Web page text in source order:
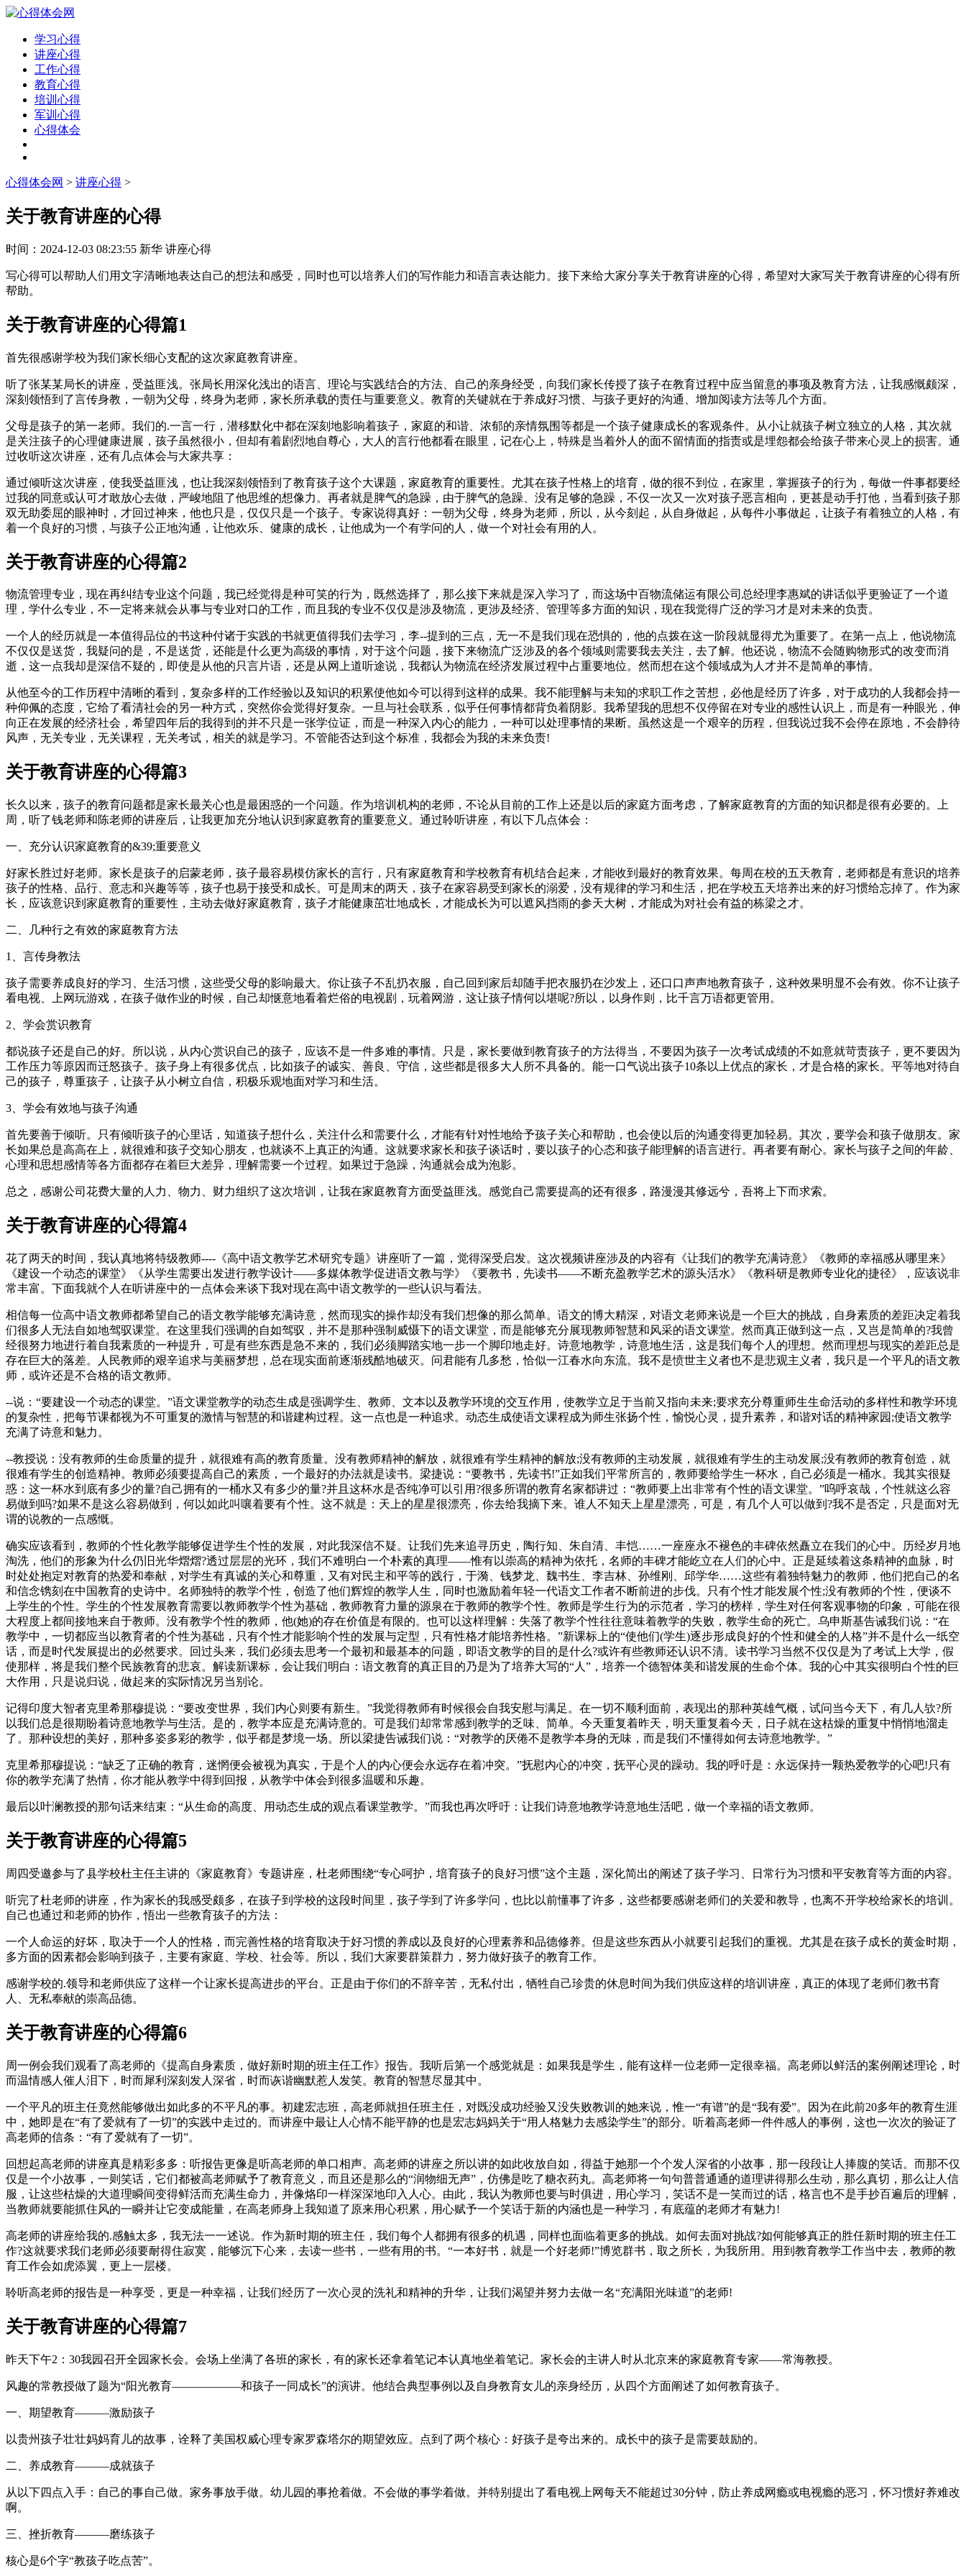
学习心得
讲座心得
工作心得
教育心得
培训心得
军训心得
心得体会
心得体会网 > 讲座心得 >
关于教育讲座的心得
时间： 2024-12-03 08:23:55 新华 讲座心得
写心得可以帮助人们用文字清晰地表达自己的想法和感受，同时也可以培养人们的写作能力和语言表达能力。接下来给大家分享关于教育讲座的心得，希望对大家写关于教育讲座的心得有所
帮助。
关于教育讲座的心得篇1
首先很感谢学校为我们家长细心支配的这次家庭教育讲座。
听了张某某局长的讲座，受益匪浅。张局长用深化浅出的语言、理论与实践结合的方法、自己的亲身经受，向我们家长传授了孩子在教育过程中应当留意的事项及教育方法，让我感慨颇深，
深刻领悟到了言传身教，一朝为父母，终身为老师，家长所承载的责任与重要意义。教育的关键就在于养成好习惯、与孩子更好的沟通、增加阅读方法等几个方面。
父母是孩子的第一老师。我们的.一言一行，潜移默化中都在深刻地影响着孩子，家庭的和谐、浓郁的亲情氛围等都是一个孩子健康成长的客观条件。从小让就孩子树立独立的人格，其次就
是关注孩子的心理健康进展，孩子虽然很小，但却有着剧烈地自尊心，大人的言行他都看在眼里，记在心上，特殊是当着外人的面不留情面的指责或是埋怨都会给孩子带来心灵上的损害。通
过收听这次讲座，还有几点体会与大家共享：
通过倾听这次讲座，使我受益匪浅，也让我深刻领悟到了教育孩子这个大课题，家庭教育的重要性。尤其在孩子性格上的培育，做的很不到位，在家里，掌握孩子的行为，每做一件事都要经
过我的同意或认可才敢放心去做，严峻地阻了他思维的想像力。再者就是脾气的急躁，由于脾气的急躁、没有足够的急躁，不仅一次又一次对孩子恶言相向，更甚是动手打他，当看到孩子那
双无助委屈的眼神时，才回过神来，他也只是，仅仅只是一个孩子。专家说得真好：一朝为父母，终身为老师，所以，从今刻起，从自身做起，从每件小事做起，让孩子有着独立的人格，有
着一个良好的习惯，与孩子公正地沟通，让他欢乐、健康的成长，让他成为一个有学问的人，做一个对社会有用的人。
关于教育讲座的心得篇2
物流管理专业，现在再纠结专业这个问题，我已经觉得是种可笑的行为，既然选择了，那么接下来就是深入学习了，而这场中百物流储运有限公司总经理李惠斌的讲话似乎更验证了一个道
理，学什么专业，不一定将来就会从事与专业对口的工作，而且我的专业不仅仅是涉及物流，更涉及经济、管理等多方面的知识，现在我觉得广泛的学习才是对未来的负责。
一个人的经历就是一本值得品位的书这种付诸于实践的书就更值得我们去学习，李--提到的三点，无一不是我们现在恐惧的，他的点拨在这一阶段就显得尤为重要了。在第一点上，他说物流
不仅仅是送货，我疑问的是，不是送货，还能是什么更为高级的事情，对于这个问题，接下来物流广泛涉及的各个领域则需要我去关注，去了解。他还说，物流不会随购物形式的改变而消
逝，这一点我却是深信不疑的，即使是从他的只言片语，还是从网上道听途说，我都认为物流在经济发展过程中占重要地位。然而想在这个领域成为人才并不是简单的事情。
从他至今的工作历程中清晰的看到，复杂多样的工作经验以及知识的积累使他如今可以得到这样的成果。我不能理解与未知的求职工作之苦想，必他是经历了许多，对于成功的人我都会持一
种仰佩的态度，它给了看清社会的另一种方式，突然你会觉得好复杂。一旦与社会联系，似乎任何事情都背负着阴影。我希望我的思想不仅停留在对专业的感性认识上，而是有一种眼光，伸
向正在发展的经济社会，希望四年后的我得到的并不只是一张学位证，而是一种深入内心的能力，一种可以处理事情的果断。虽然这是一个艰辛的历程，但我说过我不会停在原地，不会静待
风声，无关专业，无关课程，无关考试，相关的就是学习。不管能否达到这个标准，我都会为我的未来负责!
关于教育讲座的心得篇3
长久以来，孩子的教育问题都是家长最关心也是最困惑的一个问题。作为培训机构的老师，不论从目前的工作上还是以后的家庭方面考虑，了解家庭教育的方面的知识都是很有必要的。上
周，听了钱老师和陈老师的讲座后，让我更加充分地认识到家庭教育的重要意义。通过聆听讲座，有以下几点体会：
一、充分认识家庭教育的&39;重要意义
好家长胜过好老师。家长是孩子的启蒙老师，孩子最容易模仿家长的言行，只有家庭教育和学校教育有机结合起来，才能收到最好的教育效果。每周在校的五天教育，老师都是有意识的培养
孩子的性格、品行、意志和兴趣等等，孩子也易于接受和成长。可是周末的两天，孩子在家容易受到家长的溺爱，没有规律的学习和生活，把在学校五天培养出来的好习惯给忘掉了。作为家
长，应该意识到家庭教育的重要性，主动去做好家庭教育，孩子才能健康茁壮地成长，才能成长为可以遮风挡雨的参天大树，才能成为对社会有益的栋梁之才。
二、几种行之有效的家庭教育方法
1、言传身教法
孩子需要养成良好的学习、生活习惯，这些受父母的影响最大。你让孩子不乱扔衣服，自己回到家后却随手把衣服扔在沙发上，还口口声声地教育孩子，这种效果明显不会有效。你不让孩子
看电视、上网玩游戏，在孩子做作业的时候，自己却惬意地看着烂俗的电视剧，玩着网游，这让孩子情何以堪呢?所以，以身作则，比千言万语都更管用。
2、学会赏识教育
都说孩子还是自己的好。所以说，从内心赏识自己的孩子，应该不是一件多难的事情。只是，家长要做到教育孩子的方法得当，不要因为孩子一次考试成绩的不如意就苛责孩子，更不要因为
工作压力等原因而迁怒孩子。孩子身上有很多优点，比如孩子的诚实、善良、守信，这些都是很多大人所不具备的。能一口气说出孩子10条以上优点的家长，才是合格的家长。平等地对待自
己的孩子，尊重孩子，让孩子从小树立自信，积极乐观地面对学习和生活。
3、学会有效地与孩子沟通
首先要善于倾听。只有倾听孩子的心里话，知道孩子想什么，关注什么和需要什么，才能有针对性地给予孩子关心和帮助，也会使以后的沟通变得更加轻易。其次，要学会和孩子做朋友。家
长如果总是高高在上，就很难和孩子交知心朋友，也就谈不上真正的沟通。这就要求家长和孩子谈话时，要以孩子的心态和孩子能理解的语言进行。再者要有耐心。家长与孩子之间的年龄、
心理和思想感情等各方面都存在着巨大差异，理解需要一个过程。如果过于急躁，沟通就会成为泡影。
总之，感谢公司花费大量的人力、物力、财力组织了这次培训，让我在家庭教育方面受益匪浅。感觉自己需要提高的还有很多，路漫漫其修远兮，吾将上下而求索。
关于教育讲座的心得篇4
花了两天的时间，我认真地将特级教师----《高中语文教学艺术研究专题》讲座听了一篇，觉得深受启发。这次视频讲座涉及的内容有《让我们的教学充满诗意》《教师的幸福感从哪里来》
《建设一个动态的课堂》《从学生需要出发进行教学设计——多媒体教学促进语文教与学》《要教书，先读书——不断充盈教学艺术的源头活水》《教科研是教师专业化的捷径》，应该说非
常丰富。下面我就个人在听讲座中的一点体会来谈下我对现在高中语文教学的一些认识与看法。
相信每一位高中语文教师都希望自己的语文教学能够充满诗意，然而现实的操作却没有我们想像的那么简单。语文的博大精深，对语文老师来说是一个巨大的挑战，自身素质的差距决定着我
们很多人无法自如地驾驭课堂。在这里我们强调的自如驾驭，并不是那种强制威慑下的语文课堂，而是能够充分展现教师智慧和风采的语文课堂。然而真正做到这一点，又岂是简单的?我曾
经很努力地进行着自我素质的一种提升，可是有些东西是急不来的，我们必须脚踏实地一步一个脚印地走好。诗意地教学，诗意地生活，这是我们每个人的理想。然而理想与现实的差距总是
存在巨大的落差。人民教师的艰辛追求与美丽梦想，总在现实面前逐渐残酷地破灭。问君能有几多愁，恰似一江春水向东流。我不是愤世主义者也不是悲观主义者，我只是一个平凡的语文教
师，或许还是不合格的语文教师。
--说：“要建设一个动态的课堂。”语文课堂教学的动态生成是强调学生、教师、文本以及教学环境的交互作用，使教学立足于当前又指向未来;要求充分尊重师生生命活动的多样性和教学环境
的复杂性，把每节课都视为不可重复的激情与智慧的和谐建构过程。这一点也是一种追求。动态生成使语文课程成为师生张扬个性，愉悦心灵，提升素养，和谐对话的精神家园;使语文教学
充满了诗意和魅力。
--教授说：没有教师的生命质量的提升，就很难有高的教育质量。没有教师精神的解放，就很难有学生精神的解放;没有教师的主动发展，就很难有学生的主动发展;没有教师的教育创造，就
很难有学生的创造精神。教师必须要提高自己的素质，一个最好的办法就是读书。梁捷说：“要教书，先读书!”正如我们平常所言的，教师要给学生一杯水，自己必须是一桶水。我其实很疑
惑：这一杯水到底有多少的量?自己拥有的一桶水又有多少的量?并且这杯水是否纯净可以引用?很多所谓的教育名家都讲过：“教师要上出非常有个性的语文课堂。”呜呼哀哉，个性就这么容
易做到吗?如果不是这么容易做到，何以如此叫嚷着要有个性。这不就是：天上的星星很漂亮，你去给我摘下来。谁人不知天上星星漂亮，可是，有几个人可以做到?我不是否定，只是面对无
谓的说教的一点感慨。
确实应该看到，教师的个性化教学能够促进学生个性的发展，对此我深信不疑。让我们先来追寻历史，陶行知、朱自清、丰恺……一座座永不褪色的丰碑依然矗立在我们的心中。历经岁月地
淘洗，他们的形象为什么仍旧光华熠熠?透过层层的光环，我们不难明白一个朴素的真理——惟有以崇高的精神为依托，名师的丰碑才能屹立在人们的心中。正是延续着这条精神的血脉，时
时处处抱定对教育的热爱和奉献，对学生有真诚的关心和尊重，又有对民主和平等的践行，于漪、钱梦龙、魏书生、李吉林、孙维刚、邱学华……这些有着独特魅力的教师，他们把自己的名
和信念镌刻在中国教育的史诗中。名师独特的教学个性，创造了他们辉煌的教学人生，同时也激励着年轻一代语文工作者不断前进的步伐。只有个性才能发展个性;没有教师的个性，便谈不
上学生的个性。学生的个性发展教育需要以教师教学个性为基础，教师教育力量的源泉在于教师的教学个性。教师是学生行为的示范者，学习的榜样，学生对任何客观事物的印象，可能在很
大程度上都间接地来自于教师。没有教学个性的教师，他(她)的存在价值是有限的。也可以这样理解：失落了教学个性往往意味着教学的失败，教学生命的死亡。乌申斯基告诫我们说：“在
教学中，一切都应当以教育者的个性为基础，只有个性才能影响个性的发展与定型，只有性格才能培养性格。”新课标上的“使他们(学生)逐步形成良好的个性和健全的人格”并不是什么一纸空
话，而是时代发展提出的必然要求。回过头来，我们必须去思考一个最初和最基本的问题，即语文教学的目的是什么?或许有些教师还认识不清。读书学习当然不仅仅是为了考试上大学，假
使那样，将是我们整个民族教育的悲哀。解读新课标，会让我们明白：语文教育的真正目的乃是为了培养大写的“人”，培养一个德智体美和谐发展的生命个体。我的心中其实很明白个性的巨
大作用，只是说归说，做起来的实际情况另当别论。
记得印度大智者克里希那穆提说：“要改变世界，我们内心则要有新生。”我觉得教师有时候很会自我安慰与满足。在一切不顺利面前，表现出的那种英雄气概，试问当今天下，有几人欤?所
以我们总是很期盼着诗意地教学与生活。是的，教学本应是充满诗意的。可是我们却常常感到教学的乏味、简单。今天重复着昨天，明天重复着今天，日子就在这枯燥的重复中悄悄地溜走
了。那种设想的美好，那种多姿多彩的教学，似乎都是梦境一场。所以梁捷告诫我们说：“对教学的厌倦不是教学本身的无味，而是我们不懂得如何去诗意地教学。”
克里希那穆提说：“缺乏了正确的教育，迷惘便会被视为真实，于是个人的内心便会永远存在着冲突。”抚慰内心的冲突，抚平心灵的躁动。我的呼吁是：永远保持一颗热爱教学的心吧!只有
你的教学充满了热情，你才能从教学中得到回报，从教学中体会到很多温暖和乐趣。
最后以叶澜教授的那句话来结束：“从生命的高度、用动态生成的观点看课堂教学。”而我也再次呼吁：让我们诗意地教学诗意地生活吧，做一个幸福的语文教师。
关于教育讲座的心得篇5
周四受邀参与了县学校杜主任主讲的《家庭教育》专题讲座，杜老师围绕“专心呵护，培育孩子的良好习惯”这个主题，深化简出的阐述了孩子学习、日常行为习惯和平安教育等方面的内容。
听完了杜老师的讲座，作为家长的我感受颇多，在孩子到学校的这段时间里，孩子学到了许多学问，也比以前懂事了许多，这些都要感谢老师们的关爱和教导，也离不开学校给家长的培训。
自己也通过和老师的协作，悟出一些教育孩子的方法：
一个人命运的好坏，取决于一个人的性格，而完善性格的培育取决于好习惯的养成以及良好的心理素养和品德修养。但是这些东西从小就要引起我们的重视。尤其是在孩子成长的黄金时期，
多方面的因素都会影响到孩子，主要有家庭、学校、社会等。所以，我们大家要群策群力，努力做好孩子的教育工作。
感谢学校的.领导和老师供应了这样一个让家长提高进步的平台。正是由于你们的不辞辛苦，无私付出，牺牲自己珍贵的休息时间为我们供应这样的培训讲座，真正的体现了老师们教书育
人、无私奉献的崇高品德。
关于教育讲座的心得篇6
周一例会我们观看了高老师的《提高自身素质，做好新时期的班主任工作》报告。我听后第一个感觉就是：如果我是学生，能有这样一位老师一定很幸福。高老师以鲜活的案例阐述理论，时
而温情感人催人泪下，时而犀利深刻发人深省，时而诙谐幽默惹人发笑。教育的智慧尽显其中。
一个平凡的班主任竟然能够做出如此多的不平凡的事。初建宏志班，高老师就担任班主任，对既没成功经验又没失败教训的她来说，惟一“有谱”的是“我有爱”。因为在此前20多年的教育生涯
中，她即是在“有了爱就有了一切”的实践中走过的。而讲座中最让人心情不能平静的也是宏志妈妈关于“用人格魅力去感染学生”的部分。听着高老师一件件感人的事例，这也一次次的验证了
高老师的信条：“有了爱就有了一切”。
回想起高老师的讲座真是精彩多多：听报告更像是听高老师的单口相声。高老师的讲座之所以讲的如此收放自如，得益于她那一个个发人深省的小故事，那一段段让人捧腹的笑话。而那不仅
仅是一个小故事，一则笑话，它们都被高老师赋予了教育意义，而且还是那么的“润物细无声”，仿佛是吃了糖衣药丸。高老师将一句句普普通通的道理讲得那么生动，那么真切，那么让人信
服，让这些枯燥的大道理瞬间变得鲜活而充满生命力，并像烙印一样深深地印入人心。由此，我认为教师也要与时俱进，用心学习，笑话不是一笑而过的话，格言也不是手抄百遍后的理解，
当教师就要能抓住风的一瞬并让它变成能量，在高老师身上我知道了原来用心积累，用心赋予一个笑话于新的内涵也是一种学习，有底蕴的老师才有魅力!
高老师的讲座给我的.感触太多，我无法一一述说。作为新时期的班主任，我们每个人都拥有很多的机遇，同样也面临着更多的挑战。如何去面对挑战?如何能够真正的胜任新时期的班主任工
作?这就要求我们老师必须要耐得住寂寞，能够沉下心来，去读一些书，一些有用的书。“一本好书，就是一个好老师!”博览群书，取之所长，为我所用。用到教育教学工作当中去，教师的教
育工作会如虎添翼，更上一层楼。
聆听高老师的报告是一种享受，更是一种幸福，让我们经历了一次心灵的洗礼和精神的升华，让我们渴望并努力去做一名“充满阳光味道”的老师!
关于教育讲座的心得篇7
昨天下午2：30我园召开全园家长会。会场上坐满了各班的家长，有的家长还拿着笔记本认真地坐着笔记。家长会的主讲人时从北京来的家庭教育专家——常海教授。
风趣的常教授做了题为“阳光教育——————和孩子一同成长”的演讲。他结合典型事例以及自身教育女儿的亲身经历，从四个方面阐述了如何教育孩子。
一、期望教育———激励孩子
以贵州孩子壮壮妈妈育儿的故事，诠释了美国权威心理专家罗森塔尔的期望效应。点到了两个核心：好孩子是夸出来的。成长中的孩子是需要鼓励的。
二、养成教育———成就孩子
从以下四点入手：自己的事自己做。家务事放手做。幼儿园的事抢着做。不会做的事学着做。并特别提出了看电视上网每天不能超过30分钟，防止养成网瘾或电视瘾的恶习，怀习惯好养难改
啊。
三、挫折教育———磨练孩子
核心是6个字“教孩子吃点苦”。